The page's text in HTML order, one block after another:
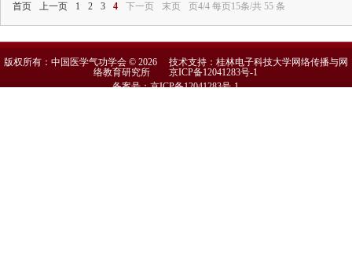
首页 上一页 1 2 3 4 下一页 末页 页4/4 每页15条/共 55 条
版权所有：中国医学气功学会 © 2026 技术支持：桂林电子科技大学网络传播与网
络教育研究所京ICP备12041283号-1
备案号：京ICP备12041283号-1